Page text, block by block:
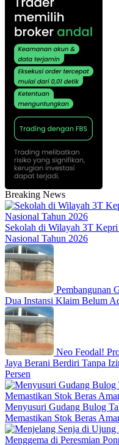
Breaking News
Sekolah di Wilayah 3T
Nasional Tahun 2026
Pembangunan
Dua Instansi Klaim Belum
Neo Feodal!
Jaya Berani Berdiri Tanpa
Persen
Menyusuri Gudang Bulog
Memastikan Stok Beras